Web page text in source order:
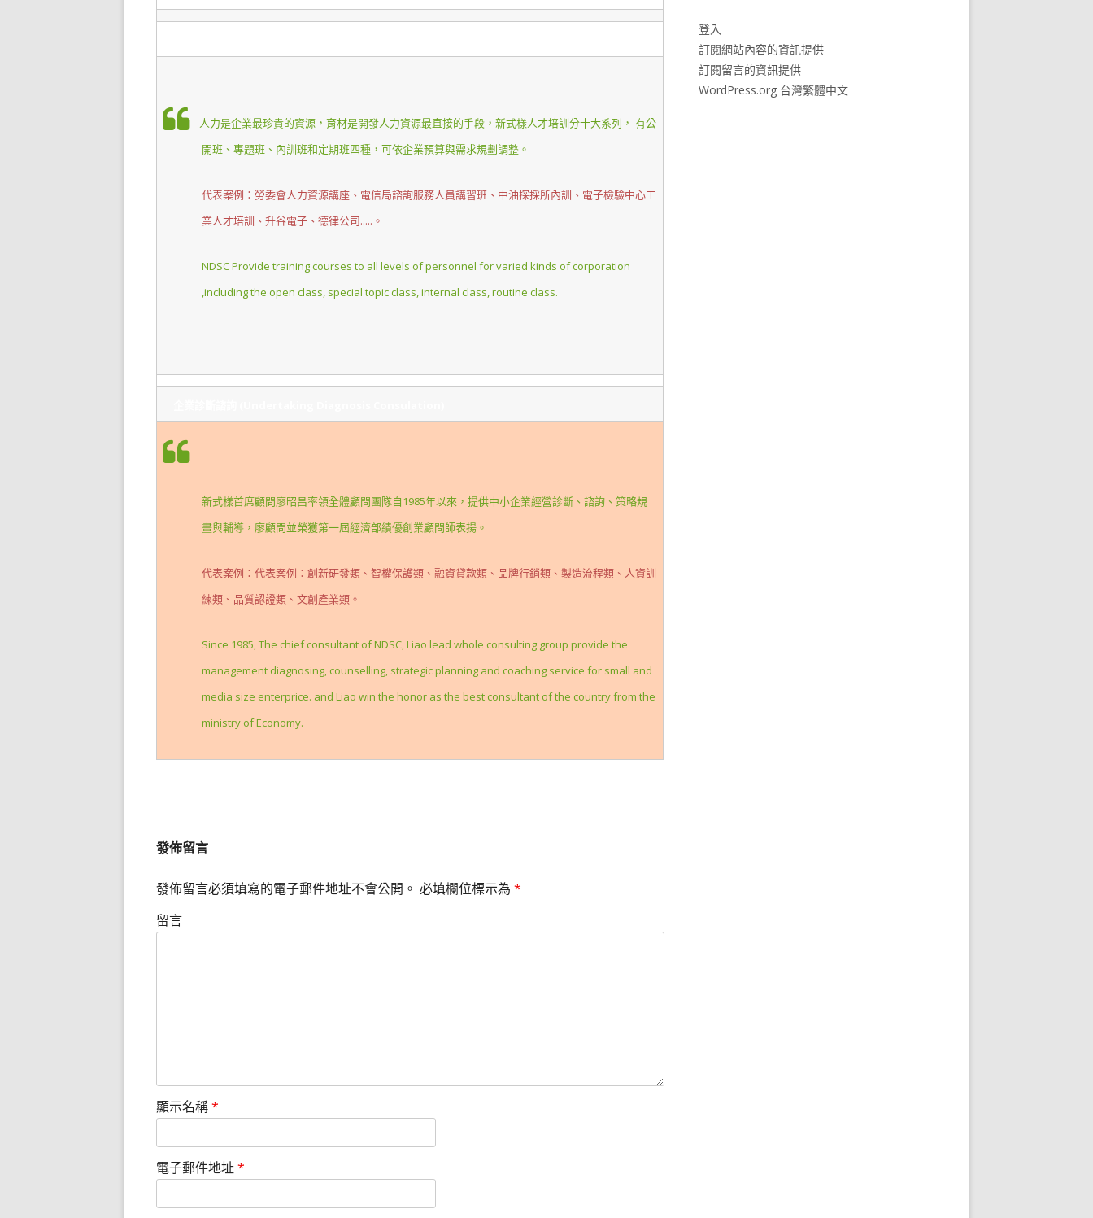
人力是企業最珍貴的資源，育材是開發人力資源最直接的手段，新式樣人才培訓分十大系列， 有公
開班、專題班、內訓班和定期班四種，可依企業預算與需求規劃調整。
代表案例：勞委會人力資源講座、電信局諮詢服務人員講習班、中油探採所內訓、電子檢驗中心工
業人才培訓、升谷電子、德律公司.....。
NDSC Provide training courses to all levels of personnel for varied kinds of corporation
,including the open class, special topic class, internal class, routine class.
新式樣首席顧問廖昭昌率領全體顧問團隊自1985年以來，提供中小企業經營診斷、諮詢、策略規
畫與輔導，廖顧問並榮獲第一屆經濟部績優創業顧問師表揚。
代表案例：代表案例：創新研發類、智權保護類、融資貸款類、品牌行銷類、製造流程類、人資訓
練類、品質認證類、文創產業類。
Since 1985, The chief consultant of NDSC, Liao lead whole consulting group provide the
management diagnosing, counselling, strategic planning and coaching service for small and
media size enterprice. and Liao win the honor as the best consultant of the country from the
ministry of Economy.
發佈留言
發佈留言必須填寫的電子郵件地址不會公開。 必填欄位標示為 *
留言
顯示名稱*
電子郵件地址*
登入
訂閱網站內容的資訊提供
訂閱留言的資訊提供
WordPress.org 台灣繁體中文